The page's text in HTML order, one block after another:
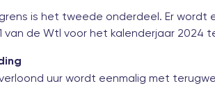
is het tweede onderdeel. Er
van de Wtl voor het kalenderjaar
uur wordt eenmalig met